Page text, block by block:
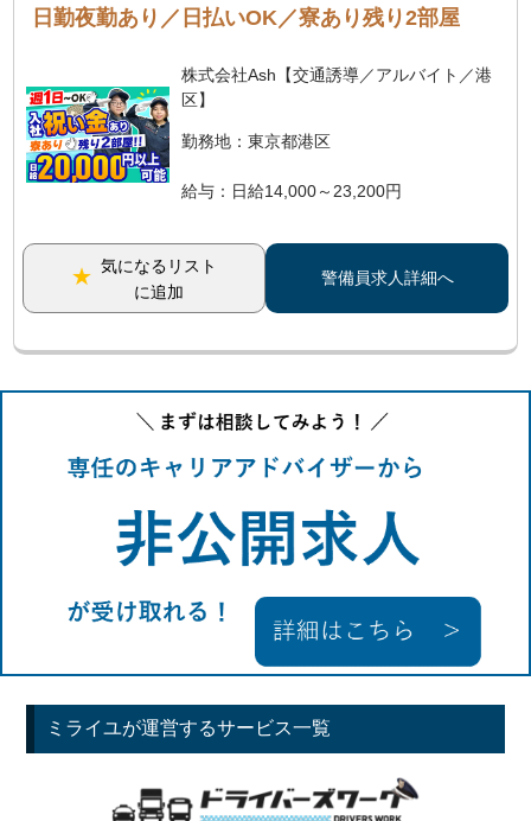
日勤夜勤あり／日払いOK／寮あり残り2部屋
株式会社Ash【交通誘導／アルバイト／港
区】
勤務地：東京都港区
給与：日給14,000～23,200円
気になるリスト
に追加
警備員求人詳細へ
ミライユが運営するサービス一覧